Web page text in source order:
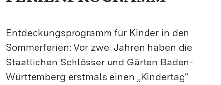
Entdeckungsprogramm für Kinder in den
Sommerferien: Vor zwei Jahren haben die
Staatlichen Schlösser und Gärten Baden-
Württemberg erstmals einen „Kindertag“